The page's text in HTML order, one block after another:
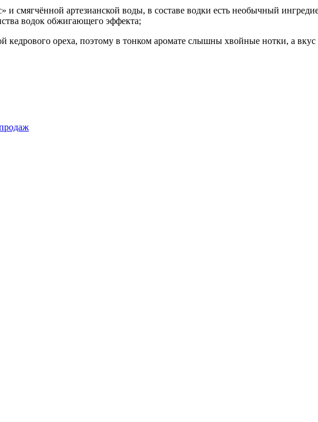
смягчённой артезианской воды, в составе водки есть необычный
водок обжигающего эффекта;
кедрового ореха, поэтому в тонком аромате слышны хвойные нотки, а